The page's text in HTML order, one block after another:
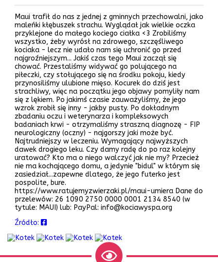
Maui trafił do nas z jednej z gminnych przechowalni, jako
maleńki kłębuszek strachu. Wyglądał jak wielkie oczka
przyklejone do małego kociego ciałka <3 Zrobiliśmy
wszystko, żeby wyrósł na zdrowego, szczęśliwego
kociaka - lecz nie udało nam się uchronić go przed
najgroźniejszym... Jakiś czas tego Maui zaczął się
chować. Przestaliśmy widywać go polującego na
piłeczki, czy stołującego się na środku pokoju, kiedy
przynosiliśmy ulubione mięso. Kocurek do dziś jest
strachliwy, więc na początku jego objawy pomyliły nam
się z lękiem. Po jakimś czasie zauważyliśmy, że jego
wzrok zrobił się inny - jakby pusty. Po dokładnym
zbadaniu oczu i weterynarza i kompleksowych
badaniach krwi - otrzymaliśmy straszną diagnozę - FIP
neurologiczny (oczny) - najgorszy jaki może być.
Najtrudniejszy w leczeniu. Wymagający najwyższych
dawek drogiego leku. Czy damy radę do po raz kolejny
uratować? Kto ma o niego walczyć jak nie my? Przecież
nie ma kochającego domu, a jedynie "bidul" w którym się
zasiedział...zapewne dlatego, że jego futerko jest
pospolite, bure.
https://www.ratujemyzwierzaki.pl/maui-umiera Dane do
przelewów: 26 1090 2750 0000 0001 2134 8540 (w
tytule: MAUI) lub: PayPal: info@kociawyspa.org
Źródło: